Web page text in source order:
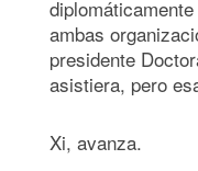
ambas
presidente
asistiera, pero
Xi, avanza.